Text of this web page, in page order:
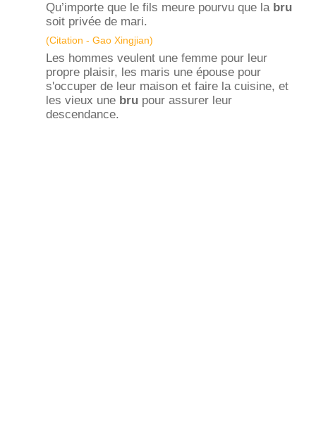
Qu’importe que le fils meure pourvu que la bru
soit privée de mari.
(Citation - Gao Xingjian)
Les hommes veulent une femme pour leur
propre plaisir, les maris une épouse pour
s'occuper de leur maison et faire la cuisine, et
les vieux une bru pour assurer leur
descendance.